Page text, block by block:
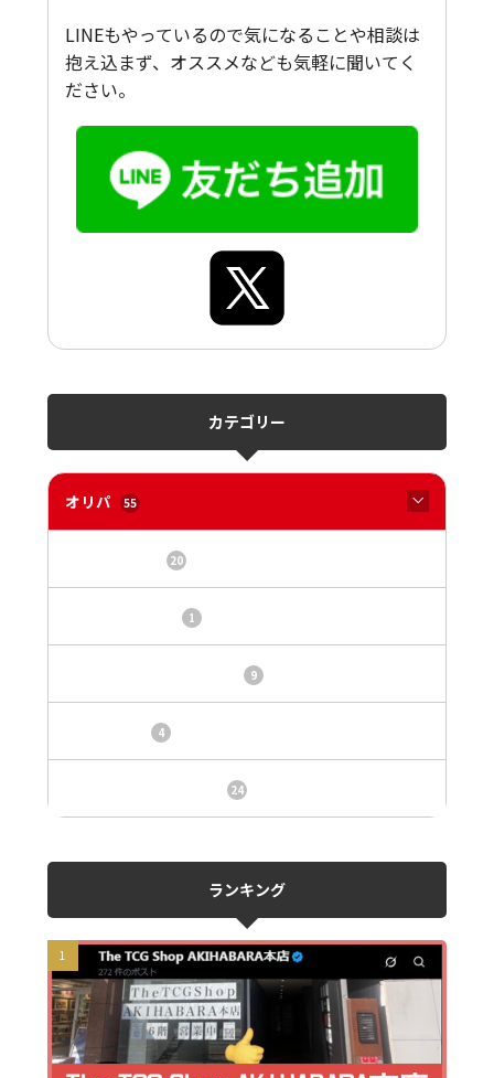
LINEもやっているので気になることや相談は
抱え込まず、オススメなども気軽に聞いてく
ださい。
カテゴリー
オリパ 55
20
1
9
4
24
ランキング